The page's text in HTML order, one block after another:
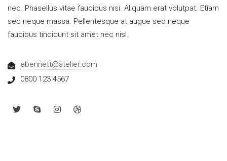
nec. Phasellus vitae faucibus nisi. Aliquam erat volutpat. Etiam
sed neque massa. Pellentesque at augue sed neque
faucibus tincidunt sit amet nec nisl.
ebennett@atelier.com
0800 123 4567